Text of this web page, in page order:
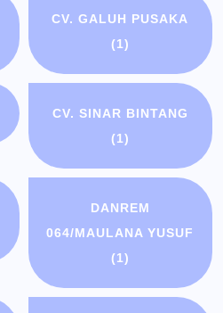
CV. GALUH PUSAKA
(1)
CV. SINAR BINTANG
(1)
DANREM
064/MAULANA YUSUF
(1)